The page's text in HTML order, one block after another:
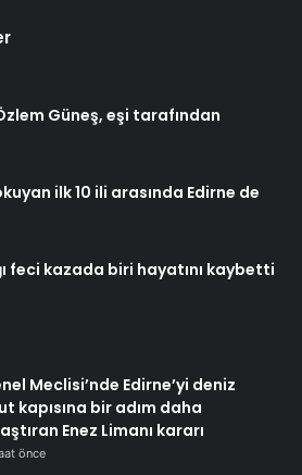
Güneş, eşi tarafından
ilk 10 ili arasında Edirne de
feci kazada biri hayatını kaybetti
Meclisi’nde Edirne’yi deniz
kapısına bir adım daha
Enez Limanı kararı
önce